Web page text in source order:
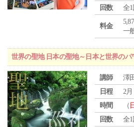
回数
全1
料金
一
世界の聖地 日本の聖地～日本と世界のパ
講師
澤
日程
2月
時間
（
回数
全1